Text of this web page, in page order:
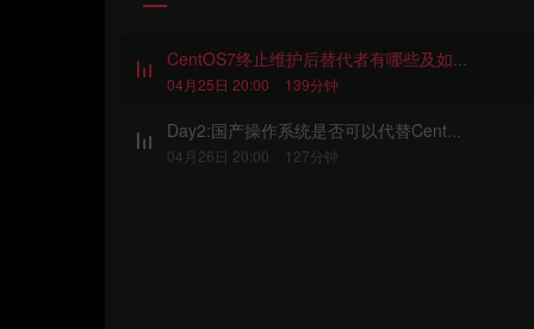
04月25日 20:00
139分钟
04月26日 20:00
127分钟